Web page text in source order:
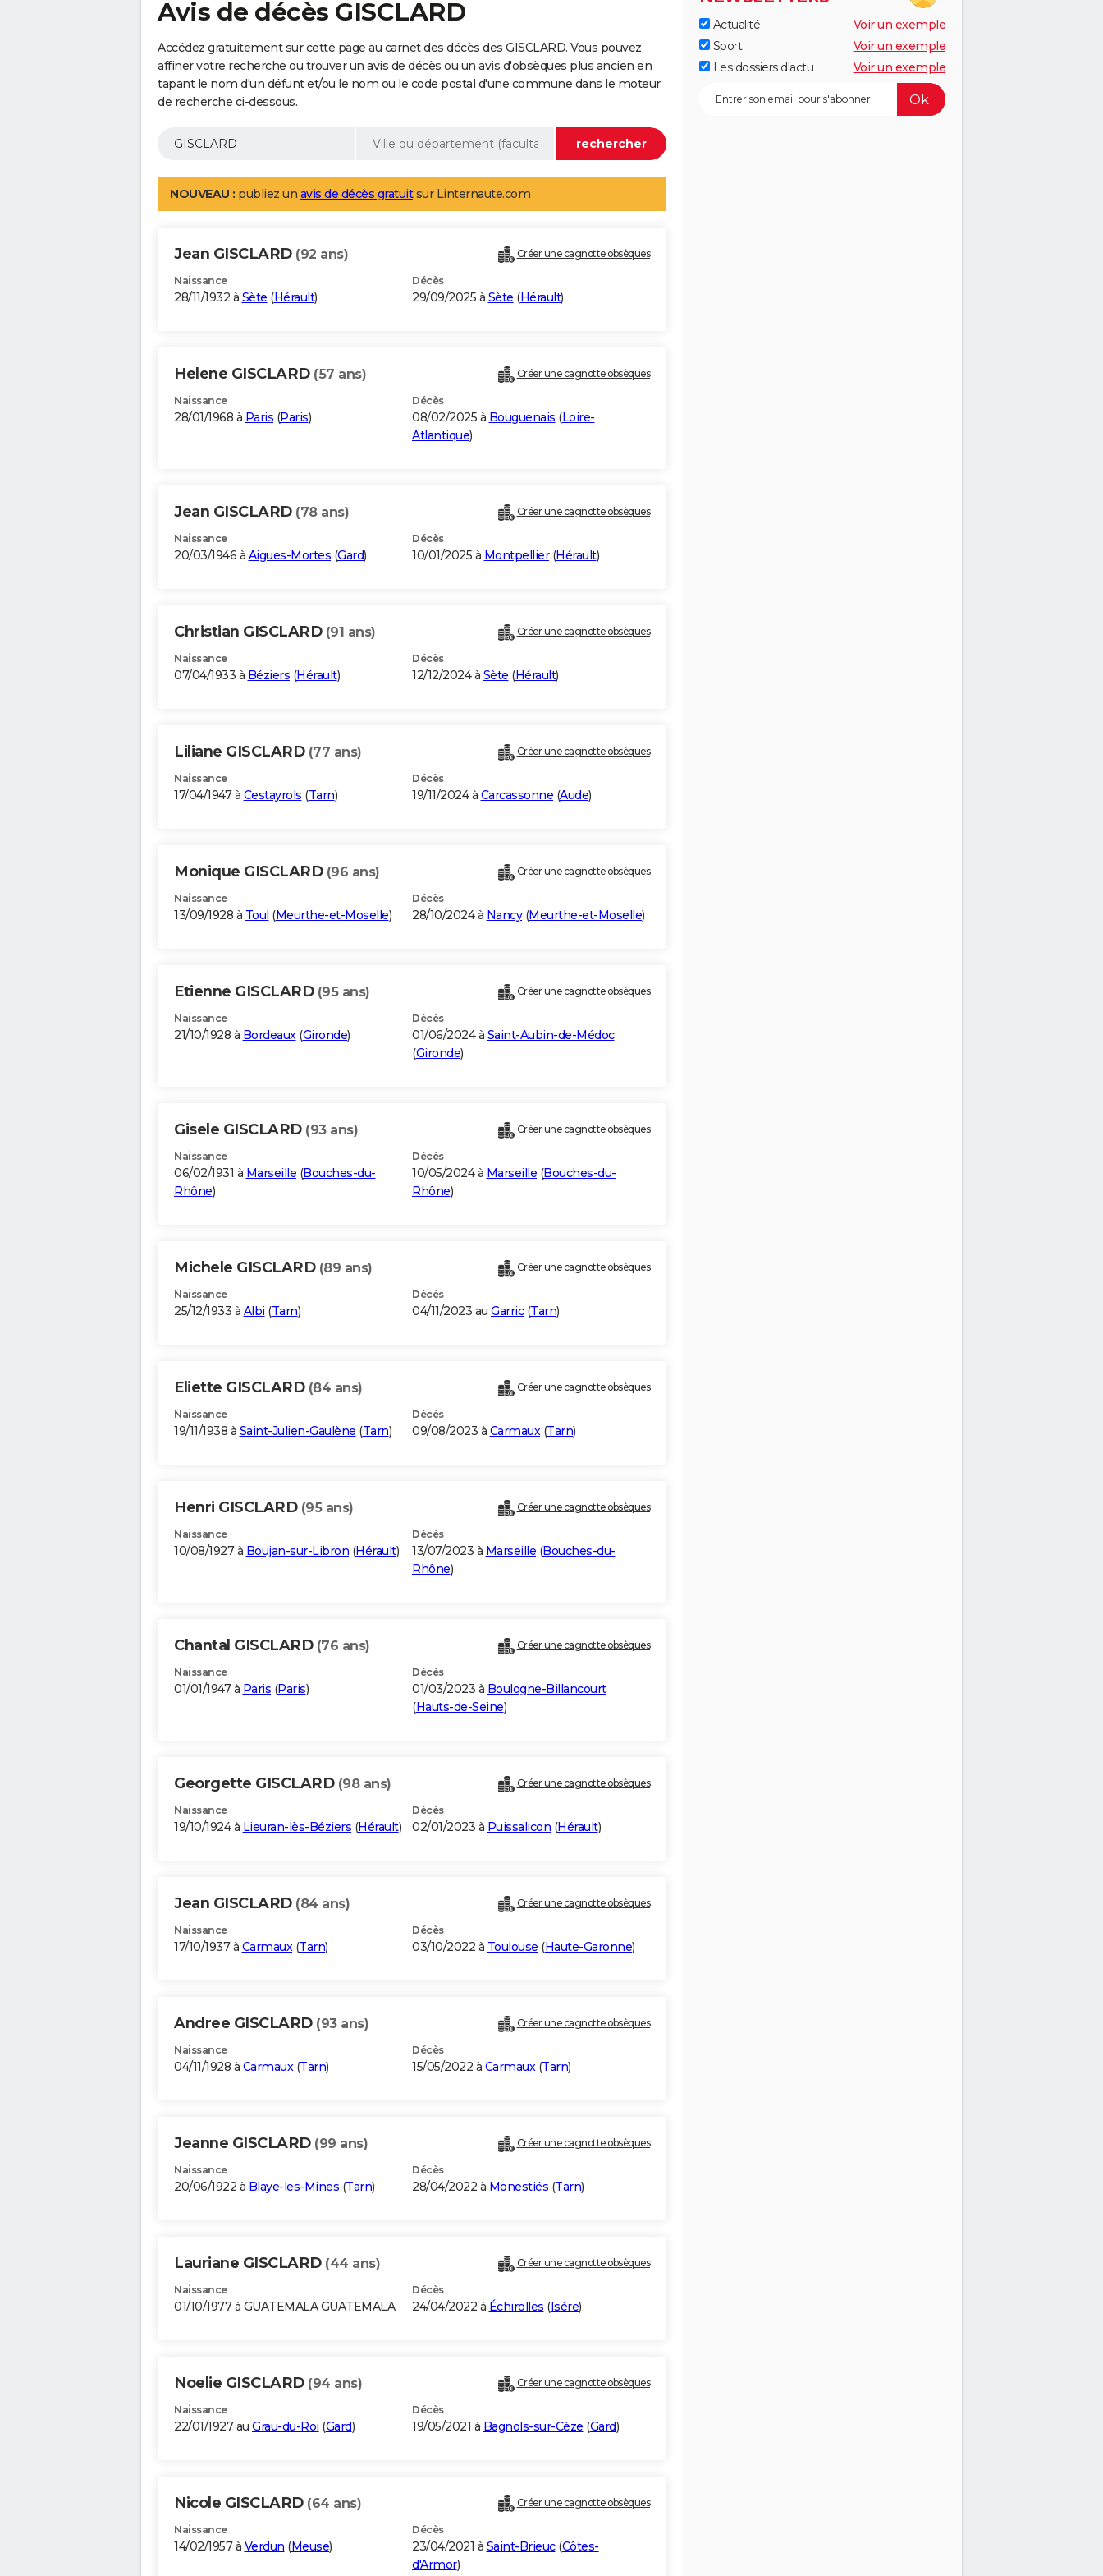
Avis de décès GISCLARD
Accédez gratuitement sur cette page au carnet des décès des GISCLARD. Vous pouvez
affiner votre recherche ou trouver un avis de décès ou un avis d'obsèques plus ancien en
tapant le nom d'un défunt et/ou le nom ou le code postal d'une commune dans le moteur
de recherche ci-dessous.
NOUVEAU : publiez un avis de décès gratuitsur Linternaute.com
Jean GISCLARD (92 ans) Créer une cagnotte obsèques
Naissance
28/11/1932 à Sète (Hérault)
Décès
29/09/2025 à Sète (Hérault)
Helene GISCLARD (57 ans) Créer une cagnotte obsèques
Naissance
28/01/1968 à Paris (Paris)
Décès
08/02/2025 à Bouguenais (Loire-
Atlantique)
Jean GISCLARD (78 ans) Créer une cagnotte obsèques
Naissance
20/03/1946 à Aigues-Mortes (Gard)
Décès
10/01/2025 à Montpellier(Hérault)
Christian GISCLARD (91 ans) Créer une cagnotte obsèques
Naissance
07/04/1933 à Béziers (Hérault)
Décès
12/12/2024 à Sète (Hérault)
Liliane GISCLARD (77 ans) Créer une cagnotte obsèques
Naissance
17/04/1947 à Cestayrols (Tarn)
Décès
19/11/2024 à Carcassonne (Aude)
Monique GISCLARD (96 ans) Créer une cagnotte obsèques
Naissance
13/09/1928 à Toul (Meurthe-et-Moselle)
Décès
28/10/2024 à Nancy(Meurthe-et-Moselle)
Etienne GISCLARD (95 ans) Créer une cagnotte obsèques
Naissance
21/10/1928 à Bordeaux(Gironde)
Décès
01/06/2024 à Saint-Aubin-de-Médoc
(Gironde)
Gisele GISCLARD (93 ans) Créer une cagnotte obsèques
Naissance
06/02/1931 à Marseille (Bouches-du-
Rhône)
Décès
10/05/2024 à Marseille (Bouches-du-
Rhône)
Michele GISCLARD (89 ans) Créer une cagnotte obsèques
Naissance
25/12/1933 à Albi (Tarn)
Décès
04/11/2023 au Garric(Tarn)
Eliette GISCLARD (84 ans) Créer une cagnotte obsèques
Naissance
19/11/1938 à Saint-Julien-Gaulène (Tarn)
Décès
09/08/2023 à Carmaux(Tarn)
Henri GISCLARD (95 ans) Créer une cagnotte obsèques
Naissance
10/08/1927 à Boujan-sur-Libron (Hérault)
Décès
13/07/2023 à Marseille (Bouches-du-
Rhône)
Chantal GISCLARD (76 ans) Créer une cagnotte obsèques
Naissance
01/01/1947 à Paris (Paris)
Décès
01/03/2023 à Boulogne-Billancourt
(Hauts-de-Seine)
Georgette GISCLARD (98 ans) Créer une cagnotte obsèques
Naissance
19/10/1924 à Lieuran-lès-Béziers (Hérault)
Décès
02/01/2023 à Puissalicon (Hérault)
Jean GISCLARD (84 ans) Créer une cagnotte obsèques
Naissance
17/10/1937 à Carmaux(Tarn)
Décès
03/10/2022 à Toulouse (Haute-Garonne)
Andree GISCLARD (93 ans) Créer une cagnotte obsèques
Naissance
04/11/1928 à Carmaux(Tarn)
Décès
15/05/2022 à Carmaux(Tarn)
Jeanne GISCLARD (99 ans) Créer une cagnotte obsèques
Naissance
20/06/1922 à Blaye-les-Mines (Tarn)
Décès
28/04/2022 à Monestiés (Tarn)
Lauriane GISCLARD (44 ans) Créer une cagnotte obsèques
Naissance
01/10/1977 à GUATEMALA GUATEMALA
Décès
24/04/2022 à Échirolles (Isère)
Noelie GISCLARD (94 ans) Créer une cagnotte obsèques
Naissance
22/01/1927 au Grau-du-Roi (Gard)
Décès
19/05/2021 à Bagnols-sur-Cèze (Gard)
Nicole GISCLARD (64 ans) Créer une cagnotte obsèques
Naissance
14/02/1957 à Verdun (Meuse)
Décès
23/04/2021 à Saint-Brieuc(Côtes-
d'Armor)
Actualité
Voir un exemple
Sport
Voir un exemple
Les dossiers d'actu
Voir un exemple